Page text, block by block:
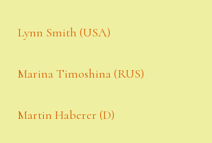
Lynn Smith (USA)
Marina Timoshina (RUS)
Martin Haberer (D)